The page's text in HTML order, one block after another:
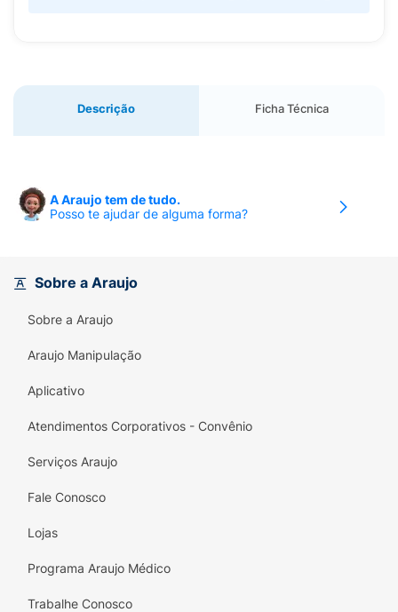
Descrição Ficha Técnica
A Araujo tem de tudo.
Posso te ajudar de alguma forma?
Sobre a Araujo
Sobre a Araujo
Araujo Manipulação
Aplicativo
Atendimentos Corporativos - Convênio
Serviços Araujo
Fale Conosco
Lojas
Programa Araujo Médico
Trabalhe Conosco